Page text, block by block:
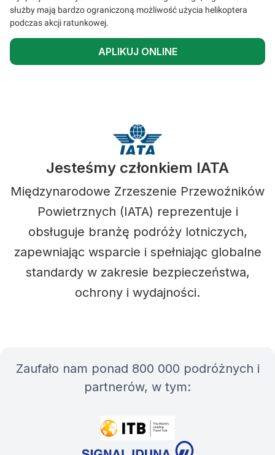
służby mają bardzo ograniczoną możliwość użycia helikoptera
podczas akcji ratunkowej.
APLIKUJ ONLINE
Jesteśmy członkiem IATA
Międzynarodowe Zrzeszenie Przewoźników
Powietrznych (IATA) reprezentuje i
obsługuje branżę podróży lotniczych,
zapewniając wsparcie i spełniając globalne
standardy w zakresie bezpieczeństwa,
ochrony i wydajności.
Zaufało nam ponad 800 000 podróżnych i
partnerów, w tym: